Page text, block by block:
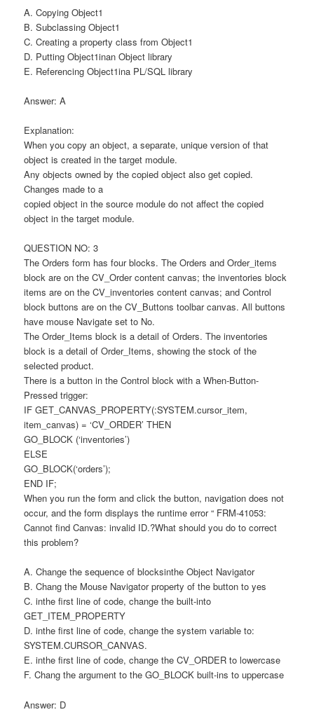
A. Copying Object1
B. Subclassing Object1
C. Creating a property class from Object1
D. Putting Object1inan Object library
E. Referencing Object1ina PL/SQL library
Answer: A
Explanation:
When you copy an object, a separate, unique version of that
object is created in the target module.
Any objects owned by the copied object also get copied.
Changes made to a
copied object in the source module do not affect the copied
object in the target module.
QUESTION NO: 3
The Orders form has four blocks. The Orders and Order_items
block are on the CV_Order content canvas; the inventories block
items are on the CV_inventories content canvas; and Control
block buttons are on the CV_Buttons toolbar canvas. All buttons
have mouse Navigate set to No.
The Order_Items block is a detail of Orders. The inventories
block is a detail of Order_Items, showing the stock of the
selected product.
There is a button in the Control block with a When-Button-
Pressed trigger:
IF GET_CANVAS_PROPERTY(:SYSTEM.cursor_item,
item_canvas) = ‘CV_ORDER’ THEN
GO_BLOCK (‘inventories’)
ELSE
GO_BLOCK(‘orders’);
END IF;
When you run the form and click the button, navigation does not
occur, and the form displays the runtime error “ FRM-41053:
Cannot find Canvas: invalid ID.?What should you do to correct
this problem?
A. Change the sequence of blocksinthe Object Navigator
B. Chang the Mouse Navigator property of the button to yes
C. inthe first line of code, change the built-into
GET_ITEM_PROPERTY
D. inthe first line of code, change the system variable to:
SYSTEM.CURSOR_CANVAS.
E. inthe first line of code, change the CV_ORDER to lowercase
F. Chang the argument to the GO_BLOCK built-ins to uppercase
Answer: D